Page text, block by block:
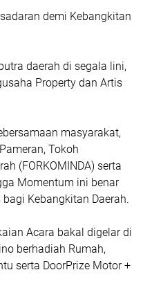
demi Kebangkitan
daerah di segala lini,
Property dan Artis
masyarakat,
Tokoh
(FORKOMINDA) serta
Momentum ini benar
Kebangkitan Daerah.
Acara bakal digelar di
berhadiah Rumah,
serta DoorPrize Motor +